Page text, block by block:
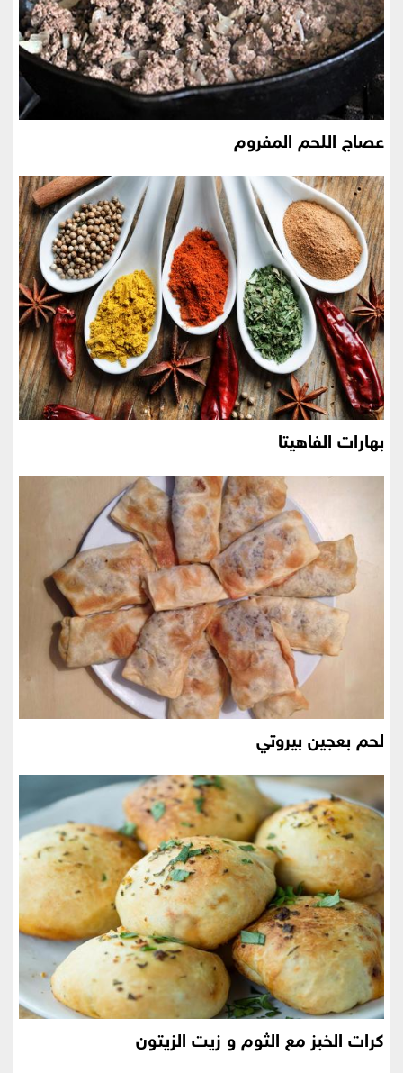
عصاج اللحم المفروم
بهارات الفاهيتا
لحم بعجين بيروتي
كرات الخبز مع الثوم و زيت الزيتون